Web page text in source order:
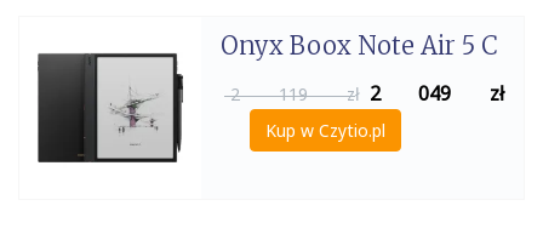
Onyx Boox Note Air 5 C
2 119 zł 2 049 zł
Kup w Czytio.pl